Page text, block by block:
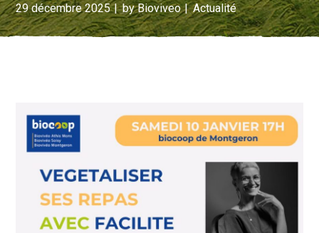
29 décembre 2025 byBioviveo Actualité